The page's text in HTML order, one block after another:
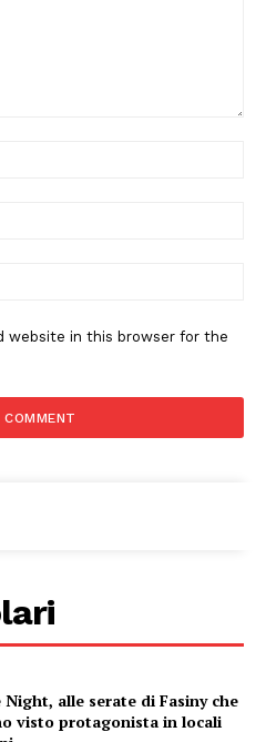
website in this browser for the
Night, alle serate di Fasiny che
visto protagonista in locali